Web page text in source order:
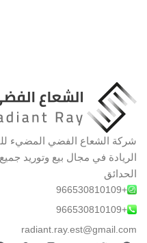
شركة الشعاع الفضي المضيء
الريادة في مجال بيع وتوريد
الحدائق
+966530810109
+966530810109
radiant.ray.est@gmail.com